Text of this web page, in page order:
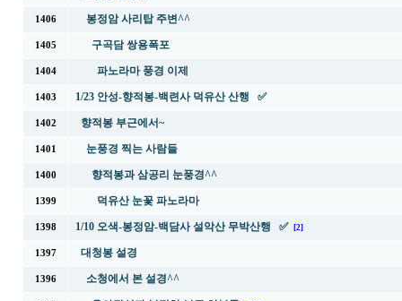
1406 봉정암 사리탑 주변^^
1405 구곡담 쌍용폭포
1404 파노라마 풍경 이제
1403 1/23 안성-향적봉-백련사 덕유산 산행 ✅
1402 향적봉 부근에서~
1401 눈풍경 찍는 사람들
1400 향적봉과 삼공리 눈풍경^^
1399 덕유산 눈꽃 파노라마
1398 1/10 오색-봉정암-백담사 설악산 무박산행 ✅ [2]
1397 대청봉 설경
1396 소청에서 본 설경^^